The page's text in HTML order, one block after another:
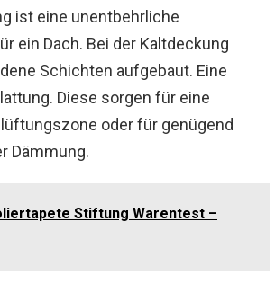
ist eine unentbehrliche
ein Dach. Bei der Kaltdeckung
Schichten aufgebaut. Eine
Diese sorgen für eine
oder für genügend
Dämmung.
Stiftung Warentest –